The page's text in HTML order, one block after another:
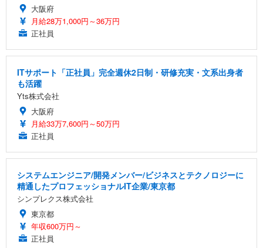
大阪府
月給28万1,000円～36万円
正社員
ITサポート「正社員」完全週休2日制・研修充実・文系出身者
も活躍
Yts株式会社
大阪府
月給33万7,600円～50万円
正社員
システムエンジニア/開発メンバー/ビジネスとテクノロジーに
精通したプロフェッショナルIT企業/東京都
シンプレクス株式会社
東京都
年収600万円～
正社員